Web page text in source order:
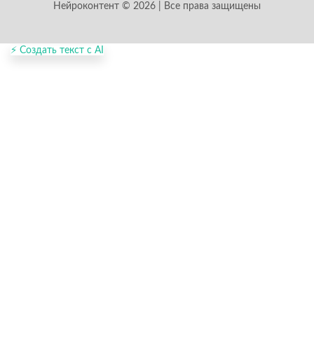
Нейроконтент © 2026 | Все права защищены
⚡ Создать текст с AI